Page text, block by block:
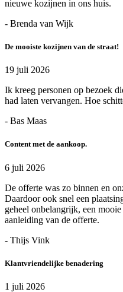
nieuwe kozijnen in ons huis.
- Brenda van Wijk
De mooiste kozijnen van de straat!
19 juli 2026
Ik kreeg personen op bezoek
had laten vervangen. Hoe
- Bas Maas
Content met de aankoop.
6 juli 2026
De offerte was zo binnen en
Daardoor ook snel een
geheel onbelangrijk, een
aanleiding van de offerte.
- Thijs Vink
Klantvriendelijke benadering
1 juli 2026